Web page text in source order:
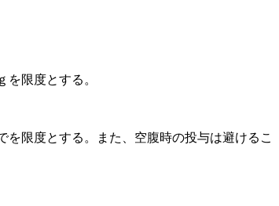
限度とする。
限度とする。また、空腹時の投与は避けるこ